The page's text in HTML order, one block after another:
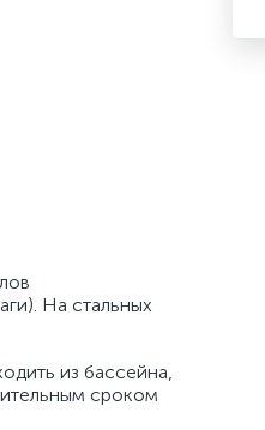
На стальных
из бассейна,
сроком